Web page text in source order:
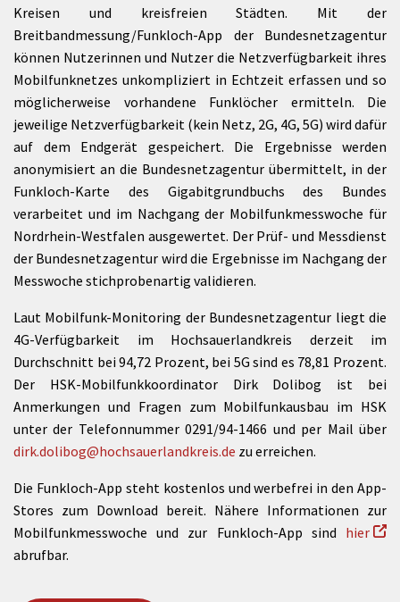
Kreisen und kreisfreien Städten. Mit der
Breitbandmessung/Funkloch-App der Bundesnetzagentur
können Nutzerinnen und Nutzer die Netzverfügbarkeit ihres
Mobilfunknetzes unkompliziert in Echtzeit erfassen und so
möglicherweise vorhandene Funklöcher ermitteln. Die
jeweilige Netzverfügbarkeit (kein Netz, 2G, 4G, 5G) wird dafür
auf dem Endgerät gespeichert. Die Ergebnisse werden
anonymisiert an die Bundesnetzagentur übermittelt, in der
Funkloch-Karte des Gigabitgrundbuchs des Bundes
verarbeitet und im Nachgang der Mobilfunkmesswoche für
Nordrhein-Westfalen ausgewertet. Der Prüf- und Messdienst
der Bundesnetzagentur wird die Ergebnisse im Nachgang der
Messwoche stichprobenartig validieren.
Laut Mobilfunk-Monitoring der Bundesnetzagentur liegt die
4G-Verfügbarkeit im Hochsauerlandkreis derzeit im
Durchschnitt bei 94,72 Prozent, bei 5G sind es 78,81 Prozent.
Der HSK-Mobilfunkkoordinator Dirk Dolibog ist bei
Anmerkungen und Fragen zum Mobilfunkausbau im HSK
unter der Telefonnummer 0291/94-1466 und per Mail über
dirk.dolibog@hochsauerlandkreis.de zu erreichen.
Die Funkloch-App steht kostenlos und werbefrei in den App-
Stores zum Download bereit. Nähere Informationen zur
Mobilfunkmesswoche und zur Funkloch-App sind hier
abrufbar.